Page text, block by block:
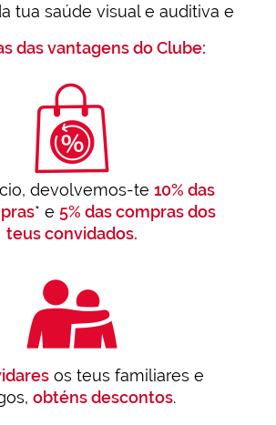
tua saúde visual e auditiva e
das vantagens do Clube:
devolvemos-te 10% das
* e 5% das compras dos
teus convidados.
os teus familiares e
obténs descontos.